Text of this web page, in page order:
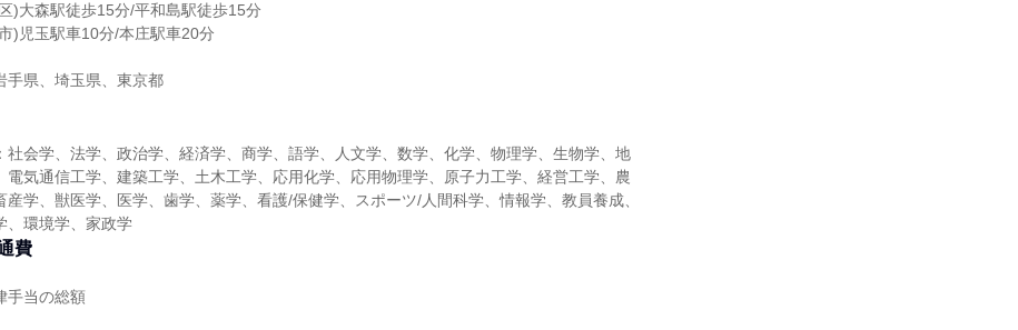
)大森駅徒歩15分/平和島駅徒歩15分
)児玉駅車10分/本庄駅車20分
手県、埼玉県、東京都
社会学、法学、政治学、経済学、商学、語学、人文学、数学、化学、物理学、生物学、地
電気通信工学、建築工学、土木工学、応用化学、応用物理学、原子力工学、経営工学、農
産学、獣医学、医学、歯学、薬学、看護/保健学、スポーツ/人間科学、情報学、教員養成、
、環境学、家政学
費
手当の総額